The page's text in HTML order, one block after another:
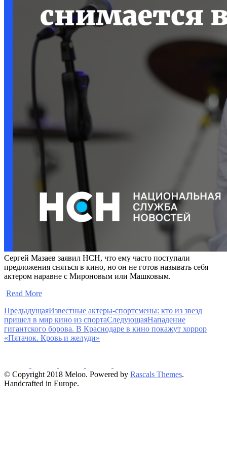
Сергей Мазаев заявил НСН, что ему часто поступали
предложения сняться в кино, но он не готов называть себя
актером наравне с Мироновым или Машковым.
Read More
ПредыдущаяИзвестные актеры-спортсмены: кто из звезд
пришел в мир кино из спортаСледующаяНападение
гигантского борова. В Краснодаре в кино покажут хоррор
«Пятачок. Кровь и желуди»
© Copyright 2018 Meloo. Powered by Rascals Themes.
Handcrafted in Europe.